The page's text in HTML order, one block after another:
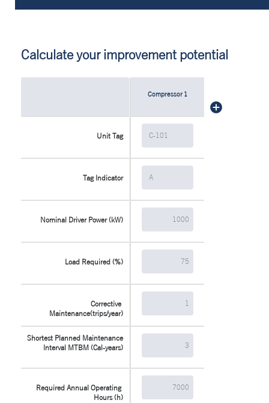
Calculate your improvement potential
Unit Tag
Tag Indicator
Nominal Driver Power (kW)
Load Required (%)
Corrective
Maintenance(trips/year)
Shortest Planned Maintenance
Interval MTBM (Cal-years)
Required Annual Operating
Hours (h)
Compressor 1